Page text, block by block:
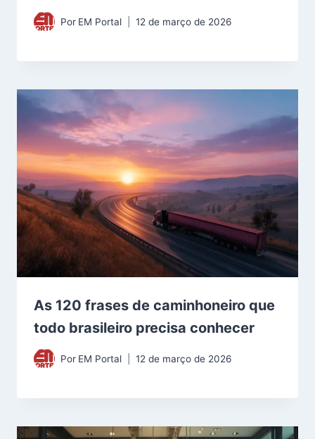
Por EM Portal 12 de março de 2026
As 120 frases de caminhoneiro que
todo brasileiro precisa conhecer
Por EM Portal 12 de março de 2026